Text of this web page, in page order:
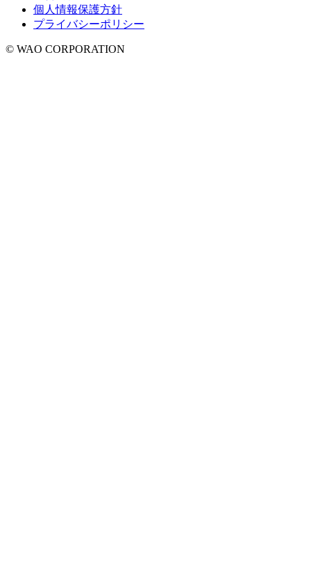
個人情報保護方針
プライバシーポリシー
© WAO CORPORATION